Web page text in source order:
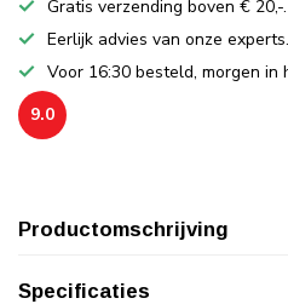
Gratis verzending boven € 20,-.
Eerlijk advies van onze experts.
Voor 16:30 besteld, morgen in
9.0
Productomschrijving
Specificaties